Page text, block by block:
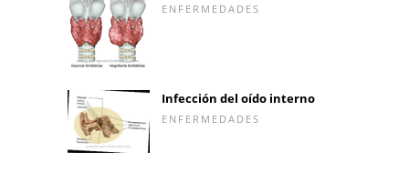
ENFERMEDADES
Infección del oído interno
ENFERMEDADES